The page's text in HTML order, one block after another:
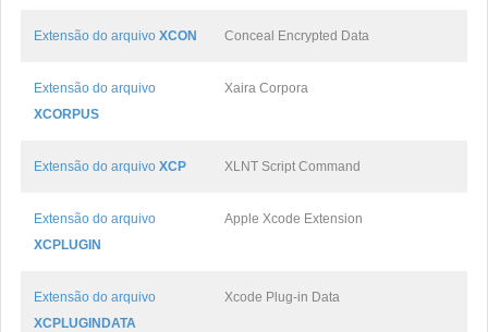
Extensão do arquivo XCON Conceal Encrypted Data
Extensão do arquivo
XCORPUS
Xaira Corpora
Extensão do arquivo XCP XLNT Script Command
Extensão do arquivo
XCPLUGIN
Apple Xcode Extension
Extensão do arquivo
XCPLUGINDATA
Xcode Plug-in Data